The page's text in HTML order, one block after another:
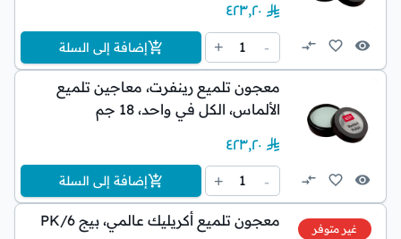
٤٢٣٫٢٠
-
1
+ إضافة إلى السلة
معجون تلميع رينفرت، معاجين تلميع
الألماس، الكل في واحد، 18 جم
٤٢٣٫٢٠
-
1
+ إضافة إلى السلة
غير متوفر معجون تلميع أكريليك عالمي، بيج PK/6